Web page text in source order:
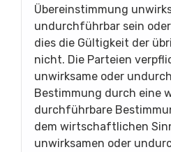
Übereinstimmung
undurchführbar sein
dies die Gültigkeit der
nicht. Die Parteien
unwirksame oder
Bestimmung durch eine
durchführbare
dem wirtschaftlichen
unwirksamen oder